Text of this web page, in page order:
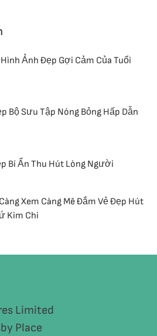
Ảnh Đẹp Gợi Cảm Của Tuổi
Bộ Sưu Tập Nóng Bỏng Hấp Dẫn
Bí Ẩn Thu Hút Lòng Người
Xem Càng Mê Đắm Vẻ Đẹp Hút
Kim Chi
Limited
Place